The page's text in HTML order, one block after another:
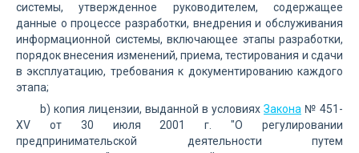
системы, утвержденное руководителем, содержащее
данные о процессе разработки, внедрения и обслуживания
информационной системы, включающее этапы разработки,
порядок внесения изменений, приема, тестирования и сдачи
в эксплуатацию, требования к документированию каждого
этапа;
b) копия лицензии, выданной в условиях Закона № 451-
XV от 30 июля 2001 г. "О регулировании
предпринимательской деятельности путем